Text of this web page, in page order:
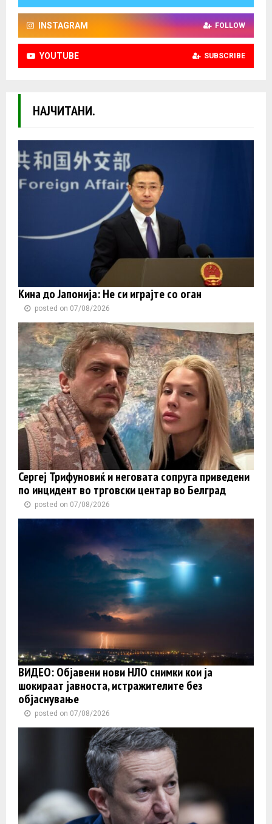
INSTAGRAM FOLLOW
YOUTUBE SUBSCRIBE
НАЈЧИТАНИ.
Кина до Јапонија: Не си играјте со оган
posted on 07/08/2026
Сергеј Трифуновиќ и неговата сопруга приведени
по инцидент во трговски центар во Белград
posted on 07/08/2026
ВИДЕО: Објавени нови НЛО снимки кои ја
шокираат јавноста, истражителите без
објаснување
posted on 07/08/2026